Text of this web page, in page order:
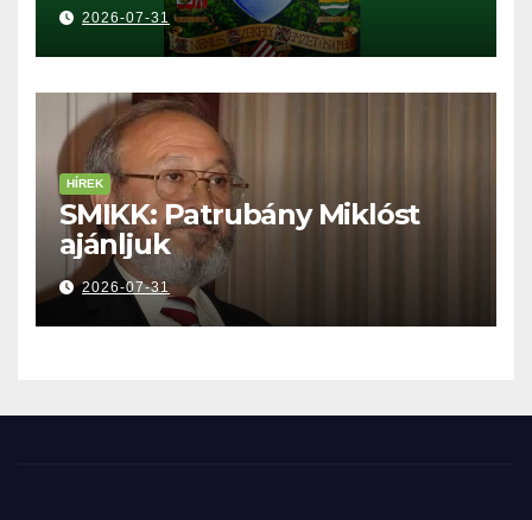
2026-07-31
HÍREK
SMIKK: Patrubány Miklóst
ajánljuk
2026-07-31